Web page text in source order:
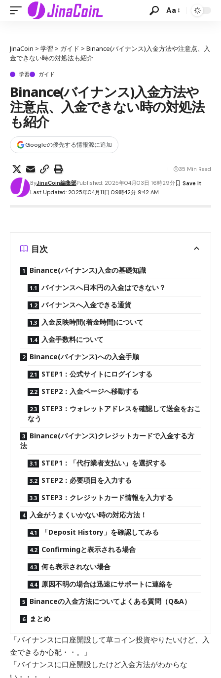
Aa
JinaCoin > 学習 > ガイド > Binance(バイナンス)入金方法や注意点、入
金できない時の対処法も紹介
学習 ガイド
Binance(バイナンス)入金方法や
注意点、入金できない時の対処法
も紹介
Googleの優先する情報源に追加
Last Updated: 2025年04月11日 09時42分 9:42 AM
ByJinaCoin編集部Published: 2025年04月03日 16時29分
35 Min Read
目次
Binance(バイナンス)入金の基礎知識
バイナンスへ日本円の入金はできない？
バイナンスへ入金できる通貨
入金反映時間(着金時間)について
入金手数料について
Binance(バイナンス)への入金手順
STEP1：公式サイトにログインする
STEP2：入金ページへ移動する
STEP3：ウォレットアドレスを確認して送金をおこ
なう
Binance(バイナンス)クレジットカードで入金する方
法
STEP1：「代行業者支払い」を選択する
STEP2：必要項目を入力する
STEP3：クレジットカード情報を入力する
入金がうまくいかない時の対応方法！
「Deposit History」を確認してみる
Confirmingと表示される場合
何も表示されない場合
原因不明の場合は迅速にサポートに連絡を
Binanceの入金方法についてよくある質問（Q&A）
まとめ
「バイナンスに口座開設して草コイン投資やりたいけど、入
金できるか心配・・。」
「バイナンスに口座開設したけど入金方法がわからな